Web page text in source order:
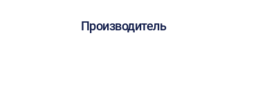
Производитель